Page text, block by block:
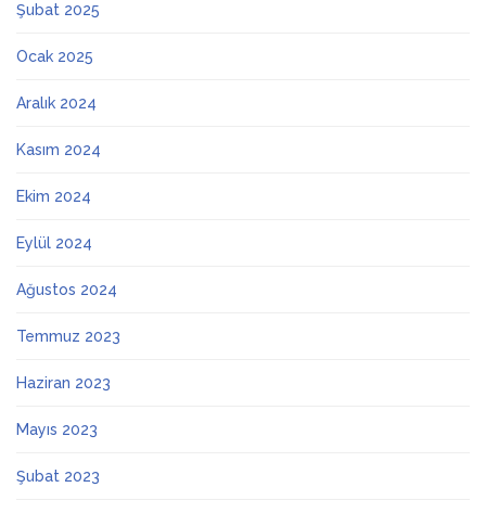
Şubat 2025
Ocak 2025
Aralık 2024
Kasım 2024
Ekim 2024
Eylül 2024
Ağustos 2024
Temmuz 2023
Haziran 2023
Mayıs 2023
Şubat 2023